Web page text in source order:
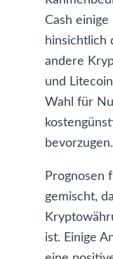
Cash
hinsichtlich
andere
und Litecoin
Wahl für
bevorzugen.
Prognosen
gemischt,
ist. Einige